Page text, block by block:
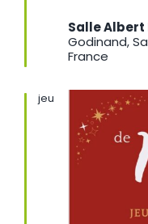
Salle Albert
Godinand,
France
jeu
19